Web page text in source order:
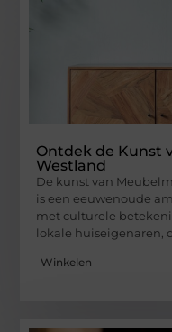
Ontdek de Kunst
Westland
De kunst van
is een eeuwenoude
met culturele
lokale huiseigenaren,
Winkelen